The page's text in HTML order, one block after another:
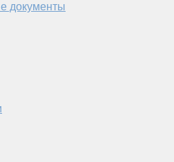
документы